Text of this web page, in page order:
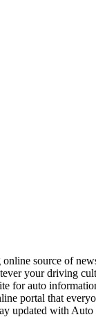
source of
your driving
for auto
portal that
updated with